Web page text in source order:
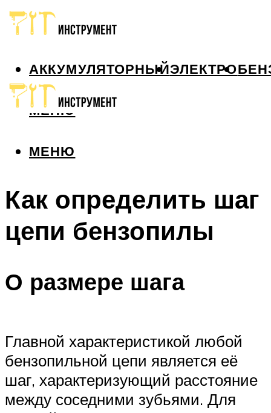
АККУМУЛЯТОРНЫЙЭЛЕКТРО
МЕНЮ
МЕНЮ
Как определить шаг
цепи бензопилы
О размере шага
Главной характеристикой любой
бензопильной цепи является её
шаг, характеризующий расстояние
между соседними зубьями. Для